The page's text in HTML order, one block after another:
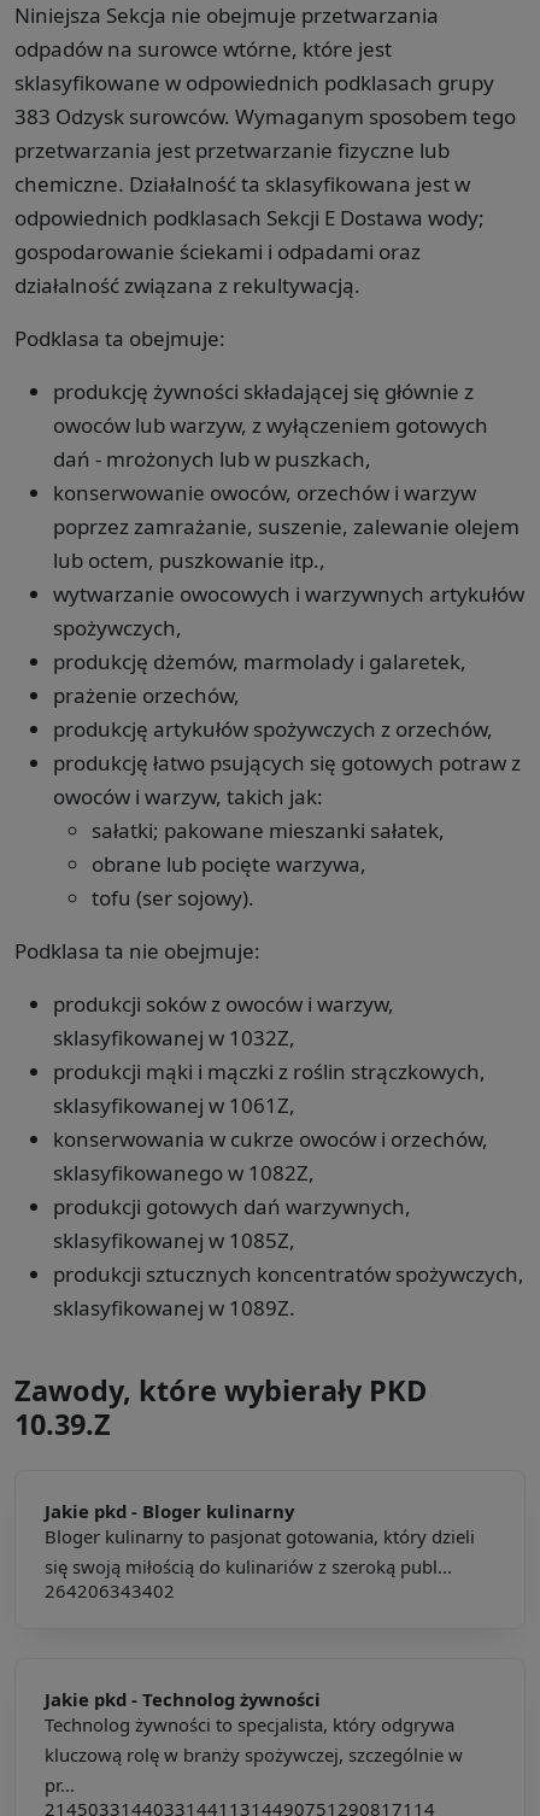
Niniejsza Sekcja nie obejmuje przetwarzania
odpadów na surowce wtórne, które jest
sklasyfikowane w odpowiednich podklasach grupy
383 Odzysk surowców. Wymaganym sposobem tego
przetwarzania jest przetwarzanie fizyczne lub
chemiczne. Działalność ta sklasyfikowana jest w
odpowiednich podklasach Sekcji E Dostawa wody;
gospodarowanie ściekami i odpadami oraz
działalność związana z rekultywacją.
Podklasa ta obejmuje:
produkcję żywności składającej się głównie z
owoców lub warzyw, z wyłączeniem gotowych
dań - mrożonych lub w puszkach,
konserwowanie owoców, orzechów i warzyw
poprzez zamrażanie, suszenie, zalewanie olejem
lub octem, puszkowanie itp.,
wytwarzanie owocowych i warzywnych artykułów
spożywczych,
produkcję dżemów, marmolady i galaretek,
prażenie orzechów,
produkcję artykułów spożywczych z orzechów,
produkcję łatwo psujących się gotowych potraw z
owoców i warzyw, takich jak:
sałatki; pakowane mieszanki sałatek,
obrane lub pocięte warzywa,
tofu (ser sojowy).
Podklasa ta nie obejmuje:
produkcji soków z owoców i warzyw,
sklasyfikowanej w 1032Z,
produkcji mąki i mączki z roślin strączkowych,
sklasyfikowanej w 1061Z,
konserwowania w cukrze owoców i orzechów,
sklasyfikowanego w 1082Z,
produkcji gotowych dań warzywnych,
sklasyfikowanej w 1085Z,
produkcji sztucznych koncentratów spożywczych,
sklasyfikowanej w 1089Z.
Zawody, które wybierały PKD
10.39.Z
Jakie pkd - Bloger kulinarny
Bloger kulinarny to pasjonat gotowania, który dzieli
się swoją miłością do kulinariów z szeroką publ...
264206343402
Jakie pkd - Technolog żywności
Technolog żywności to specjalista, który odgrywa
kluczową rolę w branży spożywczej, szczególnie w
pr...
214503314403314411314490751290817114